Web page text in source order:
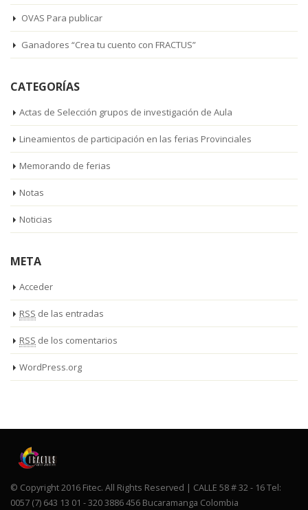
OVAS Para publicar
Ganadores “Crea tu cuento con FRACTUS”
CATEGORÍAS
Actas de Selección grupos de investigación de Aula
Lineamientos de participación en las ferias Provinciales
Memorando de ferias
Notas
Noticias
META
Acceder
RSS de las entradas
RSS de los comentarios
WordPress.org
© Copyright 2016 Fitec. All Rights Reserved | CALLE 58 # 32 - 16 Tel:
0057 (7) 643 13 01 - 320 3886 456 Bucaramanga Colombia